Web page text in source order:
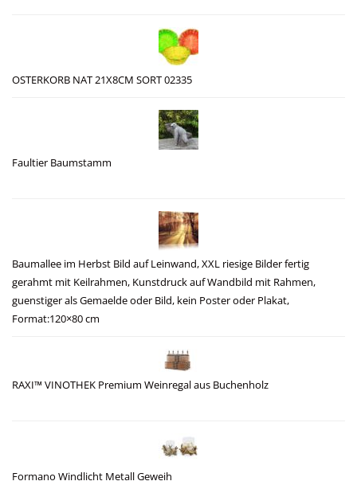
OSTERKORB NAT 21X8CM SORT 02335
Faultier Baumstamm
Baumallee im Herbst Bild auf Leinwand, XXL riesige Bilder fertig
gerahmt mit Keilrahmen, Kunstdruck auf Wandbild mit Rahmen,
guenstiger als Gemaelde oder Bild, kein Poster oder Plakat,
Format:120×80 cm
RAXI™ VINOTHEK Premium Weinregal aus Buchenholz
Formano Windlicht Metall Geweih